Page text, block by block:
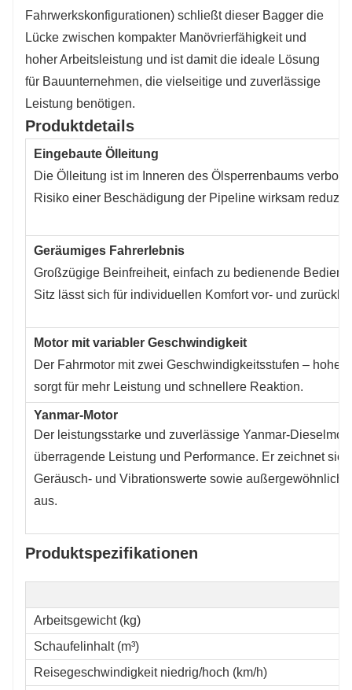
Fahrwerkskonfigurationen) schließt dieser Bagger die
Lücke zwischen kompakter Manövrierfähigkeit und
hoher Arbeitsleistung und ist damit die ideale Lösung
für Bauunternehmen, die vielseitige und zuverlässige
Leistung benötigen.
Produktdetails
Eingebaute Ölleitung
Die Ölleitung ist im Inneren des Ölsperrenbaums
Risiko einer Beschädigung der Pipeline wirksam
Geräumiges Fahrerlebnis
Großzügige Beinfreiheit, einfach zu bedienende
Sitz lässt sich für individuellen Komfort vor- und
Motor mit variabler Geschwindigkeit
Der Fahrmotor mit zwei Geschwindigkeitsstufen – hoher
sorgt für mehr Leistung und schnellere Reaktion.
Yanmar-Motor
Der leistungsstarke und zuverlässige Yanmar-
überragende Leistung und Performance. Er zeichnet
Geräusch- und Vibrationswerte sowie
aus.
Produktspezifikationen
Arbeitsgewicht (kg)
Schaufelinhalt (m³)
Reisegeschwindigkeit niedrig/hoch (km/h)